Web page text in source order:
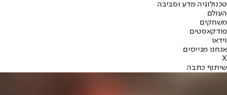
טכנולוגיה מדע וסביבה
העולם
משחקים
פודקאסטים
וידאו
אנחנו מגייסים
X
שיתוף כתבה